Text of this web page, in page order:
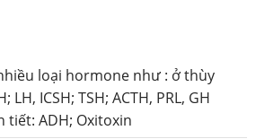
loại hormone như : ở thùy
ICSH; TSH; ACTH, PRL, GH
tiết: ADH; Oxitoxin